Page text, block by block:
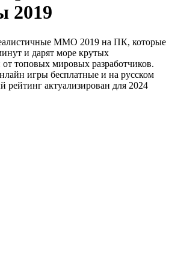
2019
MMO 2019 на ПК, которые
и дарят море крутых
топовых мировых разработчиков.
игры бесплатные и на русском
рейтинг актуализирован для 2024